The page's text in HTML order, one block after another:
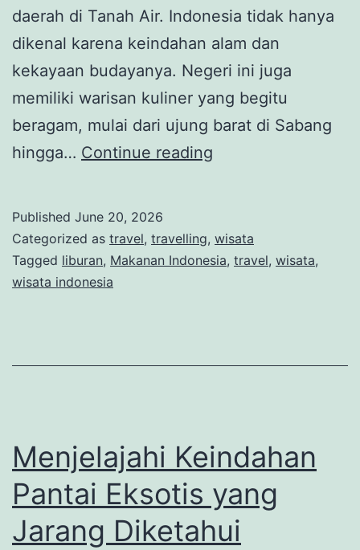
daerah di Tanah Air. Indonesia tidak hanya
dikenal karena keindahan alam dan
kekayaan budayanya. Negeri ini juga
memiliki warisan kuliner yang begitu
beragam, mulai dari ujung barat di Sabang
hingga… Continue reading
Wisata
Kuliner
Merauke
Published June 20, 2026
Categorized as travel, travelling, wisata
Tagged liburan, Makanan Indonesia, travel, wisata,
wisata indonesia
Menjelajahi Keindahan
Pantai Eksotis yang
Jarang Diketahui